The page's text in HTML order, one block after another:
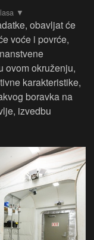
obavljat će
voće i povrće,
ovom okruženju,
karakteristike,
boravka na
izvedbu